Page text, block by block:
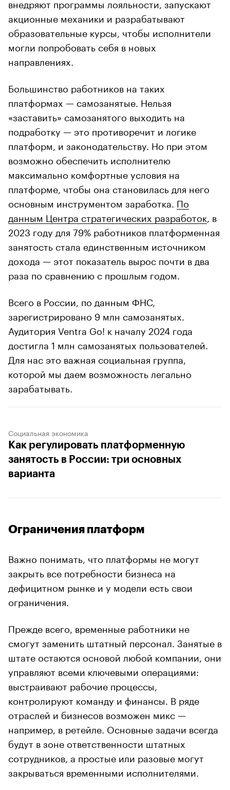
внедряют программы лояльности, запускают
акционные механики и разрабатывают
образовательные курсы, чтобы исполнители
могли попробовать себя в новых
направлениях.
Большинство работников на таких
платформах — самозанятые. Нельзя
«заставить» самозанятого выходить на
подработку — это противоречит и логике
платформ, и законодательству. Но при этом
возможно обеспечить исполнителю
максимально комфортные условия на
платформе, чтобы она становилась для него
основным инструментом заработка. По
данным Центра стратегических разработок , в
2023 году для 79% работников платформенная
занятость стала единственным источником
дохода — этот показатель вырос почти в два
раза по сравнению с прошлым годом.
Всего в России, по данным ФНС,
зарегистрировано 9 млн самозанятых.
Аудитория Ventra Go! к началу 2024 года
достигла 1 млн самозанятых пользователей.
Для нас это важная социальная группа,
которой мы даем возможность легально
зарабатывать.
Социальная экономика
Как регулировать платформенную
занятость в России: три основных
варианта
Ограничения платформ
Важно понимать, что платформы не могут
закрыть все потребности бизнеса на
дефицитном рынке и у модели есть свои
ограничения.
Прежде всего, временные работники не
смогут заменить штатный персонал. Занятые в
штате остаются основой любой компании, они
управляют всеми ключевыми операциями:
выстраивают рабочие процессы,
контролируют команду и финансы. В ряде
отраслей и бизнесов возможен микс —
например, в ретейле. Основные задачи всегда
будут в зоне ответственности штатных
сотрудников, а простые или разовые могут
закрываться временными исполнителями.